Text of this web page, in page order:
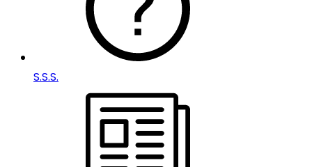
S.S.S.